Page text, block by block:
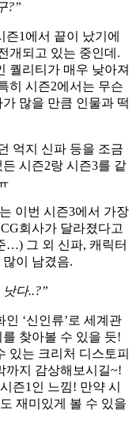
?”
1에서 끝이 났기에
개되고 있는 중인데.
퀄리티가 매우 낮아져
히 시즌2에서는 무슨
많을 만큼 인물과 떡
억지 신파 등을 조금
시즌2랑 시즌3를 같
이번 시즌3에서 가장
회사가 달라졌다고
…) 그 외 신파, 캐릭터
이 남겼음.
다..?”
‘신인류’로 세계관
찾아볼 수 있을 듯!
있는 크리처 디스토피
까지 감상해보시길~!
즌1인 느낌! 만약 시
재미있게 볼 수 있을